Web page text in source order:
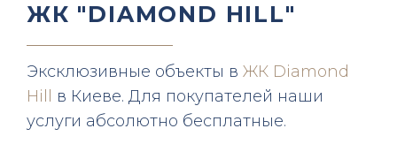
ЖК "DIAMOND HILL"
Эксклюзивные объекты в ЖК Diamond
Hill
в Киеве. Для покупателей наши
услуги абсолютно бесплатные.